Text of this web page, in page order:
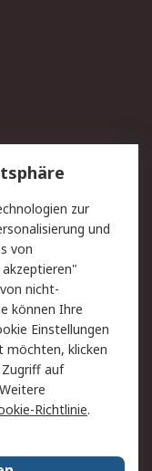
zur
und
von
nicht-
können Ihre
Einstellungen
möchten, klicken
Zugriff auf
Richtlinie.